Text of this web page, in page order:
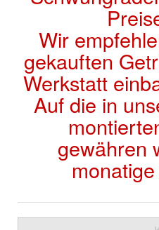
Wir
gekauften
Werkstatt
Auf die in
gewähren